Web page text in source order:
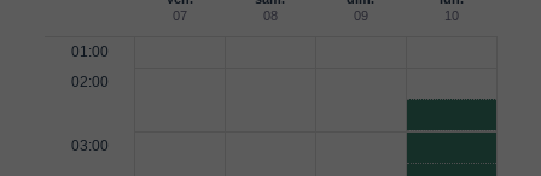
07
08
09
10
01:00
02:00
03:00